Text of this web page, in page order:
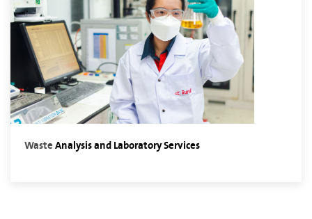
WasteAnalysis and Laboratory Services